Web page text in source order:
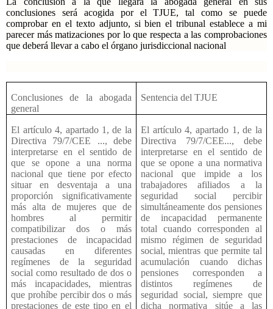
conclusiones será acogida por el TJUE, tal como se puede
comprobar en el texto adjunto, si bien el tribunal establece a mi
parecer más matizaciones por lo que respecta a las comprobaciones
que deberá llevar a cabo el órgano jurisdiccional nacional
Conclusiones de la abogada
general
Sentencia del TJUE
El artículo 4, apartado 1, de la
Directiva 79/7/CEE ..., debe
interpretarse en el sentido de
que se opone a una norma
nacional que tiene por efecto
situar en desventaja a una
proporción significativamente
más alta de mujeres que de
hombres al permitir
compatibilizar dos o más
prestaciones de incapacidad
causadas en diferentes
regímenes de la seguridad
social como resultado de dos o
más incapacidades, mientras
que prohíbe percibir dos o más
prestaciones de este tipo en el
El artículo 4, apartado 1, de la
Directiva 79/7/CEE..., debe
interpretarse en el sentido de
que se opone a una normativa
nacional que impide a los
trabajadores afiliados a la
seguridad social percibir
simultáneamente dos pensiones
de incapacidad permanente
total cuando corresponden al
mismo régimen de seguridad
social, mientras que permite tal
acumulación cuando dichas
pensiones corresponden a
distintos regímenes de
seguridad social, siempre que
dicha normativa sitúe a las